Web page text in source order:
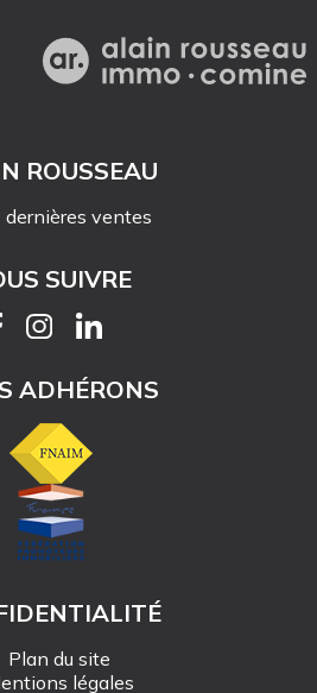
ROUSSEAU
dernières ventes
SUIVRE
ADHÉRONS
Plan du site
légales